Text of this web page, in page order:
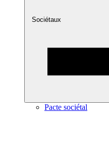
Sociétaux
Pacte sociétal